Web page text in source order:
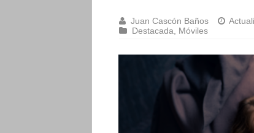
Juan Cascón Baños
Destacada
Móviles